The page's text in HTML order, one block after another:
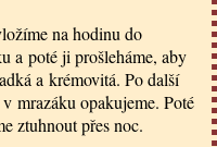
na hodinu do
a poté ji prošleháme, aby
a krémovitá. Po další
mrazáku opakujeme. Poté
ztuhnout přes noc.